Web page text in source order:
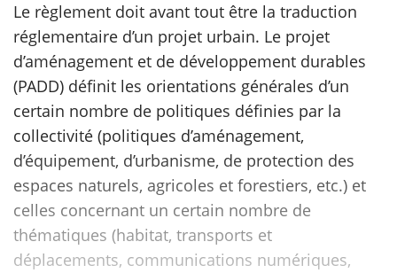
Le règlement doit avant tout être la traduction
réglementaire d’un projet urbain. Le projet
d’aménagement et de développement durables
(PADD) définit les orientations générales d’un
certain nombre de politiques définies par la
collectivité (politiques d’aménagement,
d’équipement, d’urbanisme, de protection des
espaces naturels, agricoles et forestiers, etc.) et
celles concernant un certain nombre de
thématiques (habitat, transports et
déplacements, communications numériques,